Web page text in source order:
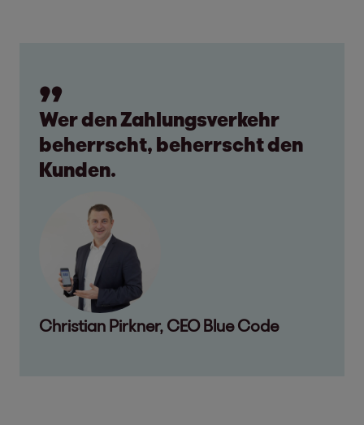
Wer den Zahlungsverkehr
beherrscht, beherrscht den
Kunden.
Christian Pirkner, CEO Blue Code